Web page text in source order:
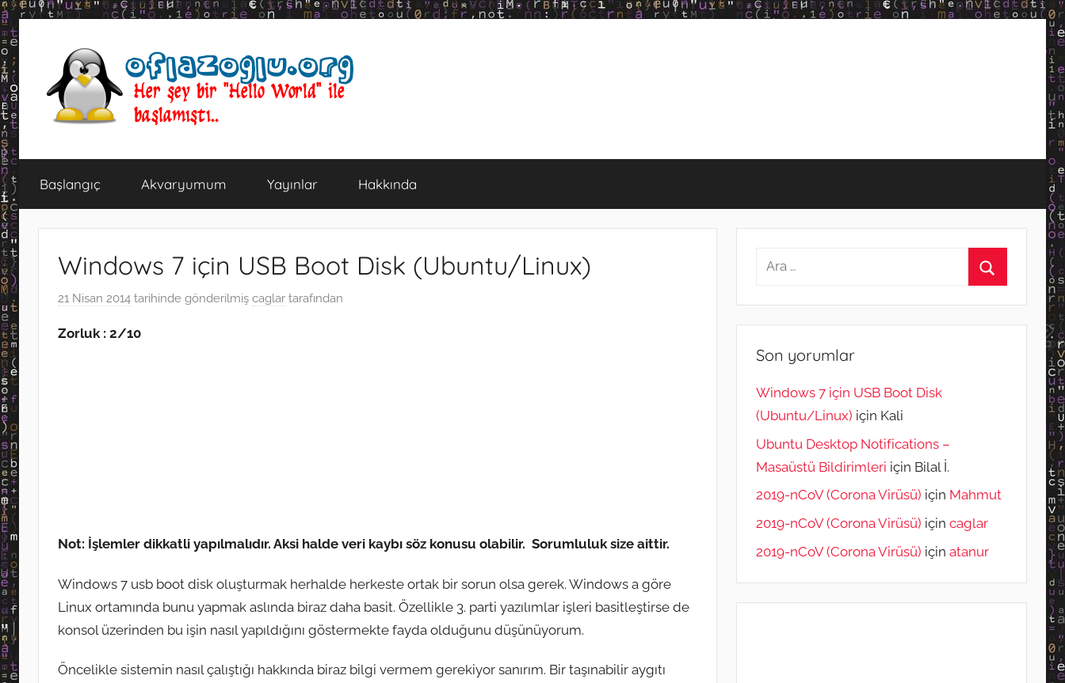
İçeriğe
oflazoglu.org
şey
bir
başlamıştı..
Başlangıç Akvaryumum Yayınlar Hakkında
Windows 7 için USB Boot Disk (Ubuntu/Linux)
21 Nisan 2014 tarihinde gönderilmiş caglar tarafından
Zorluk : 2/10
Not: İşlemler dikkatli yapılmalıdır. Aksi halde veri kaybı söz konusu olabilir. Sorumluluk size aittir.
Windows 7 usb boot disk oluşturmak herhalde herkeste ortak bir sorun olsa gerek. Windows a göre
Linux ortamında bunu yapmak aslında biraz daha basit. Özellikle 3. parti yazılımlar işleri basitleştirse de
konsol üzerinden bu işin nasıl yapıldığını göstermekte fayda olduğunu düşünüyorum.
Öncelikle sistemin nasıl çalıştığı hakkında biraz bilgi vermem gerekiyor sanırım. Bir taşınabilir aygıtı
Arama:
Son yorumlar
Windows 7 için USB Boot Disk
(Ubuntu/Linux) için Kali
Ubuntu Desktop Notifications –
Masaüstü Bildirimleri için Bilal İ.
2019-nCoV (Corona Virüsü) için Mahmut
2019-nCoV (Corona Virüsü) için caglar
2019-nCoV (Corona Virüsü) için atanur